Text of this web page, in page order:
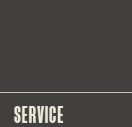
SERVICE